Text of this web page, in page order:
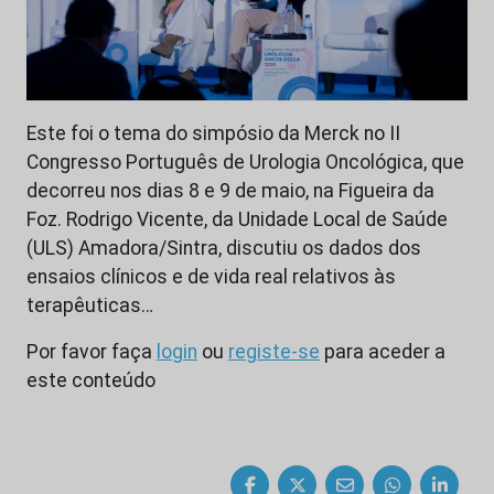
Este foi o tema do simpósio da Merck no II
Congresso Português de Urologia Oncológica, que
decorreu nos dias 8 e 9 de maio, na Figueira da
Foz. Rodrigo Vicente, da Unidade Local de Saúde
(ULS) Amadora/Sintra, discutiu os dados dos
ensaios clínicos e de vida real relativos às
terapêuticas…
Por favor faça login ou registe-se para aceder a
este conteúdo